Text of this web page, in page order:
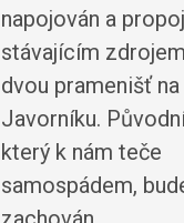
napojován a
stávajícím
dvou pramenišť
Javorníku.
který k nám teče
samospádem,